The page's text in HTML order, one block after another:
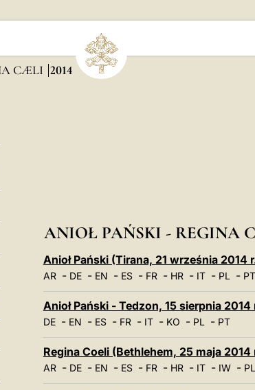
CÆLI 2014
ANIOŁ PAŃSKI - REGINA
Anioł Pański (Tirana, 21 września 2014
AR- DE- EN - ES- FR- HR- IT- PL- PT
Anioł Pański - Tedzon, 15 sierpnia 2014
DE- EN - ES- FR- IT- KO - PL- PT
Regina Coeli (Bethlehem, 25 maja 2014
AR- DE- EN - ES- FR- HR- IT- IW- PL